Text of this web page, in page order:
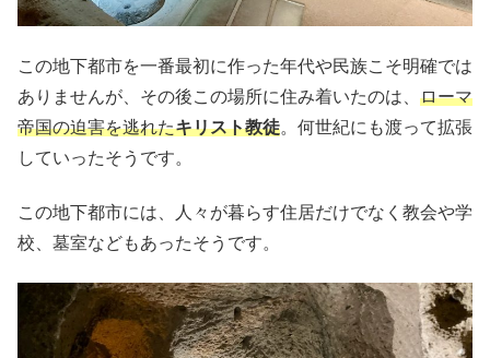
この地下都市を一番最初に作った年代や民族こそ明確では
ありませんが、その後この場所に住み着いたのは、 ローマ
帝国の迫害を逃れたキリスト教徒。何世紀にも渡って拡張
していったそうです。
この地下都市には、人々が暮らす住居だけでなく教会や学
校、墓室などもあったそうです。